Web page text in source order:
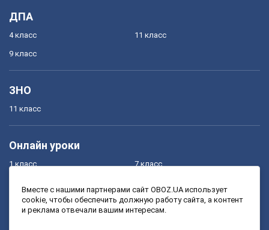
ДПА
4 класс
9 класс
11 класс
ЗНО
11 класс
Онлайн уроки
1 класс
3 класс
7 класс
9 класс
Вместе с нашими партнерами сайт OBOZ.UA использует
cookie, чтобы обеспечить должную работу сайта, а контент
и реклама отвечали вашим интересам.